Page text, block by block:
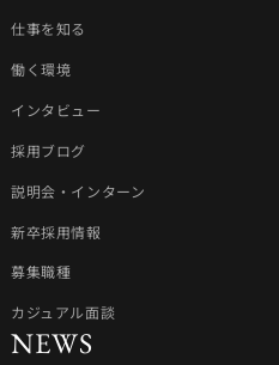
仕事を知る
働く環境
インタビュー
採用ブログ
説明会・インターン
新卒採用情報
募集職種
カジュアル面談
NEWS